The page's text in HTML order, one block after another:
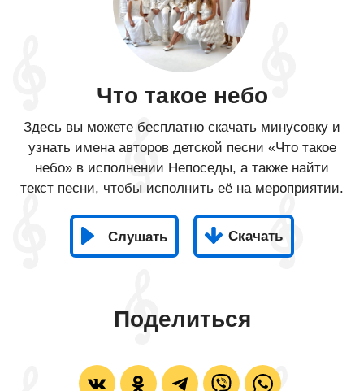
Что такое небо
Здесь вы можете бесплатно скачать минусовку и
узнать имена авторов детской песни «Что такое
небо» в исполнении Непоседы, а также найти
текст песни, чтобы исполнить её на мероприятии.
Слушать Скачать
Поделиться